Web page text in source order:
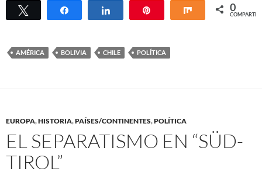
Twittear Compartir Compartir Compartir
0
COMPARTIR
AMÉRICA BOLIVIA CHILE POLÍTICA
EUROPA,HISTORIA,PAÍSES/CONTINENTES,POLÍTICA
EL SEPARATISMO EN “SÜD-
TIROL”